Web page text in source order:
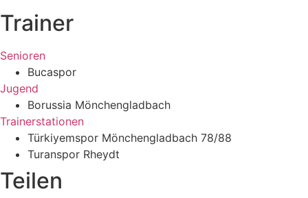
Trainer
Senioren
Bucaspor
Jugend
Borussia Mönchengladbach
Trainerstationen
Türkiyemspor Mönchengladbach 78/88
Turanspor Rheydt
Teilen